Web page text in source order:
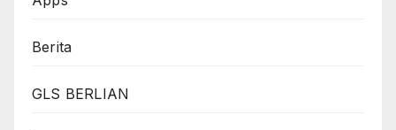
Berita
GLS BERLIAN